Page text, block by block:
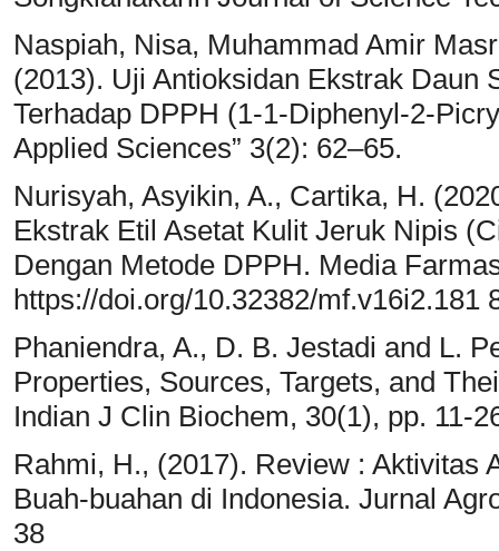
Naspiah, Nisa, Muhammad Amir
(2013). Uji Antioksidan Ekstrak Daun
Terhadap DPPH (1-1-Diphenyl-2-
Applied Sciences” 3(2): 62–65.
Nurisyah, Asyikin, A., Cartika, H.
Ekstrak Etil Asetat Kulit Jeruk Nipis
Dengan Metode DPPH. Media
https://doi.org/10.32382/mf.v16i2.181
Phaniendra, A., D. B. Jestadi and L.
Properties, Sources, Targets, and
Indian J Clin Biochem, 30(1), pp. 11-
Rahmi, H., (2017). Review : Aktivitas
Buah-buahan di Indonesia. Jurnal
38